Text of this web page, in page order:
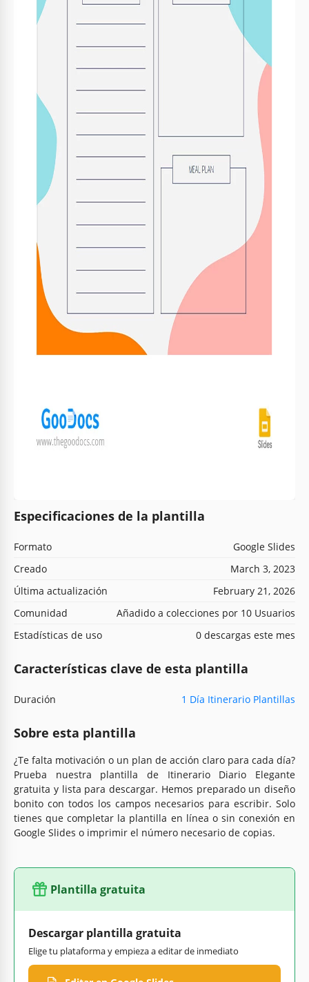
Especificaciones de la plantilla
Formato
Google Slides
Creado
March 3, 2023
Última actualización
February 21, 2026
Comunidad
Añadido a colecciones por 10 Usuarios
Estadísticas de uso
0 descargas este mes
Características clave de esta plantilla
Duración 1 Día Itinerario Plantillas
Sobre esta plantilla
¿Te falta motivación o un plan de acción claro para cada día?
Prueba nuestra plantilla de Itinerario Diario Elegante
gratuita y lista para descargar. Hemos preparado un diseño
bonito con todos los campos necesarios para escribir. Solo
tienes que completar la plantilla en línea o sin conexión en
Google Slides o imprimir el número necesario de copias.
Plantilla gratuita
Descargar plantilla gratuita
Elige tu plataforma y empieza a editar de inmediato